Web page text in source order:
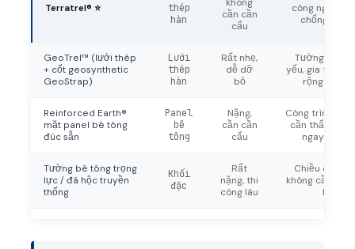
Terratrel® ⭐
thép
hàn
không
cần cần
cẩu
công nghiệp,
chống đá
GeoTrel™ (lưới thép
+ cốt geosynthetic
GeoStrap)
Lưới
thép
hàn
Rất nhẹ,
dễ dỡ
bỏ
Tường tạm
yếu, gia tải
rộng đường
Reinforced Earth®
mặt panel bê tông
đúc sẵn
Panel
bê
tông
Nặng,
cần cần
cẩu
Công trình
cần thẩm mỹ
ngay từ
Tường bê tông trọng
lực / đá hộc truyền
thống
Khối
đặc
Rất
nặng, thi
công lâu
Chiều cao
không cần
lún